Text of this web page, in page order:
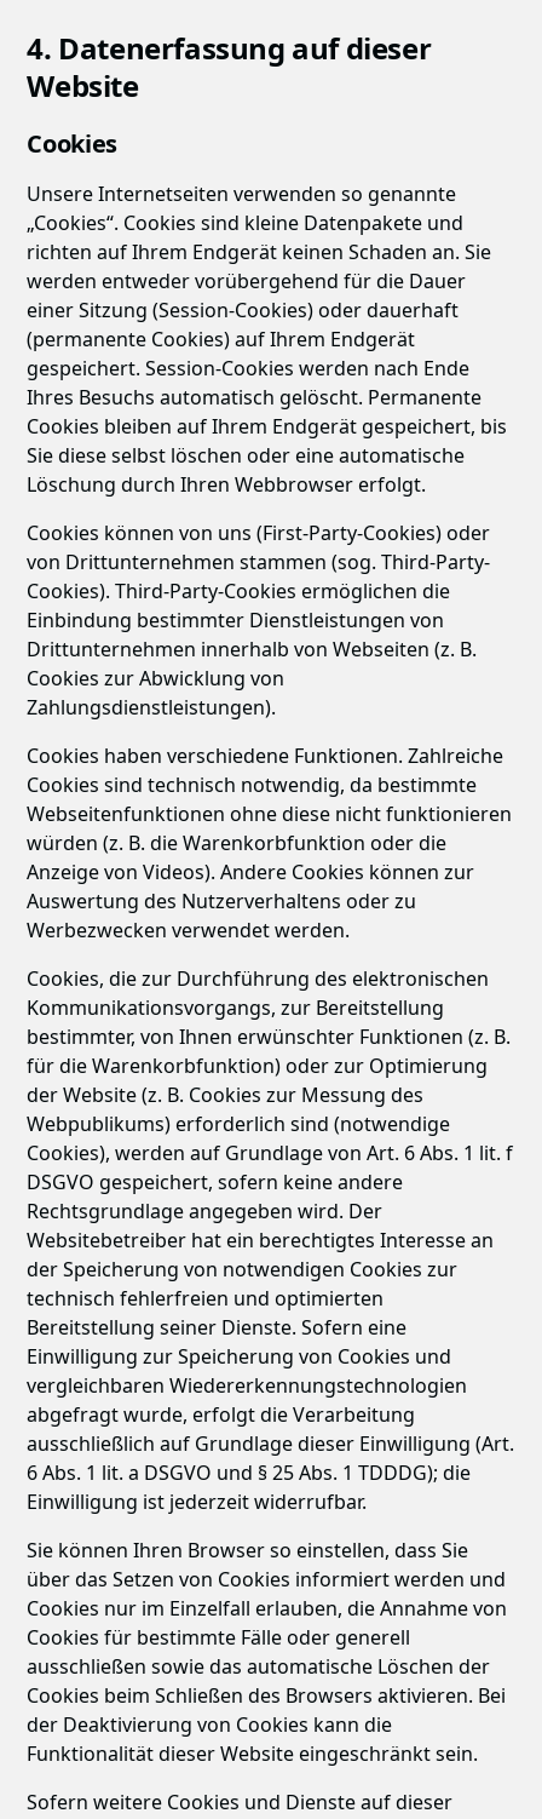
4. Datenerfassung auf dieser
Website
Cookies
Unsere Internetseiten verwenden so genannte
„Cookies“. Cookies sind kleine Datenpakete und
richten auf Ihrem Endgerät keinen Schaden an. Sie
werden entweder vorübergehend für die Dauer
einer Sitzung (Session-Cookies) oder dauerhaft
(permanente Cookies) auf Ihrem Endgerät
gespeichert. Session-Cookies werden nach Ende
Ihres Besuchs automatisch gelöscht. Permanente
Cookies bleiben auf Ihrem Endgerät gespeichert, bis
Sie diese selbst löschen oder eine automatische
Löschung durch Ihren Webbrowser erfolgt.
Cookies können von uns (First-Party-Cookies) oder
von Drittunternehmen stammen (sog. Third-Party-
Cookies). Third-Party-Cookies ermöglichen die
Einbindung bestimmter Dienstleistungen von
Drittunternehmen innerhalb von Webseiten (z. B.
Cookies zur Abwicklung von
Zahlungsdienstleistungen).
Cookies haben verschiedene Funktionen. Zahlreiche
Cookies sind technisch notwendig, da bestimmte
Webseitenfunktionen ohne diese nicht funktionieren
würden (z. B. die Warenkorbfunktion oder die
Anzeige von Videos). Andere Cookies können zur
Auswertung des Nutzerverhaltens oder zu
Werbezwecken verwendet werden.
Cookies, die zur Durchführung des elektronischen
Kommunikationsvorgangs, zur Bereitstellung
bestimmter, von Ihnen erwünschter Funktionen (z. B.
für die Warenkorbfunktion) oder zur Optimierung
der Website (z. B. Cookies zur Messung des
Webpublikums) erforderlich sind (notwendige
Cookies), werden auf Grundlage von Art. 6 Abs. 1 lit. f
DSGVO gespeichert, sofern keine andere
Rechtsgrundlage angegeben wird. Der
Websitebetreiber hat ein berechtigtes Interesse an
der Speicherung von notwendigen Cookies zur
technisch fehlerfreien und optimierten
Bereitstellung seiner Dienste. Sofern eine
Einwilligung zur Speicherung von Cookies und
vergleichbaren Wiedererkennungstechnologien
abgefragt wurde, erfolgt die Verarbeitung
ausschließlich auf Grundlage dieser Einwilligung (Art.
6 Abs. 1 lit. a DSGVO und § 25 Abs. 1 TDDDG); die
Einwilligung ist jederzeit widerrufbar.
Sie können Ihren Browser so einstellen, dass Sie
über das Setzen von Cookies informiert werden und
Cookies nur im Einzelfall erlauben, die Annahme von
Cookies für bestimmte Fälle oder generell
ausschließen sowie das automatische Löschen der
Cookies beim Schließen des Browsers aktivieren. Bei
der Deaktivierung von Cookies kann die
Funktionalität dieser Website eingeschränkt sein.
Sofern weitere Cookies und Dienste auf dieser